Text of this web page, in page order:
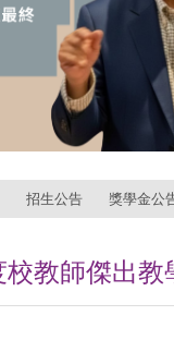
招生公告 獎學金公
教師傑出教